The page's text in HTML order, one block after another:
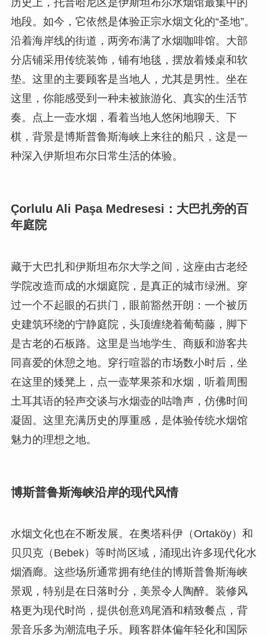
历史上，托普哈尼区是伊斯坦布尔水烟馆最集中的
地段。如今，它依然是体验正宗水烟文化的“圣地”。
沿着海岸线的街道，两旁布满了水烟咖啡馆。大部
分店铺采用传统装饰，铺有地毯，摆放着矮桌和软
垫。这里的主要顾客是当地人，尤其是男性。坐在
这里，你能感受到一种未被旅游化、真实的生活节
奏。点上一壶水烟，看着当地人悠闲地聊天、下
棋，背景是博斯普鲁斯海峡上来往的船只，这是一
种深入伊斯坦布尔日常生活的体验。
Çorlulu Ali Paşa Medresesi：大巴扎旁的百
年庭院
藏于大巴扎和伊斯坦布尔大学之间，这座由古老经
学院改造而成的水烟庭院，是真正的城市绿洲。穿
过一个不起眼的石拱门，眼前豁然开朗：一个被历
史建筑环绕的宁静庭院，头顶缠绕着葡萄藤，脚下
是古老的石板路。这里是当地学生、商贩和游客共
同喜爱的休憩之地。穿行喧嚣的市场数小时后，坐
在这里的矮凳上，点一壶苹果茶和水烟，听着周围
土耳其语的轻声交谈与水烟壶的咕噜声，仿佛时间
凝固。这里充满历史的厚重感，是体验传统水烟馆
魅力的理想之地。
博斯普鲁斯海峡沿岸的现代风情
水烟文化也在不断发展。在奥塔科伊（Ortaköy）和
贝贝克（Bebek）等时尚区域，涌现出许多现代化水
烟酒廊。这些场所通常拥有绝佳的博斯普鲁斯海峡
景观，特别是在日落时分，美景令人陶醉。装修风
格更为现代时尚，提供创意鸡尾酒和精致餐点，背
景音乐多为潮流电子乐。顾客群体偏年轻化和国际